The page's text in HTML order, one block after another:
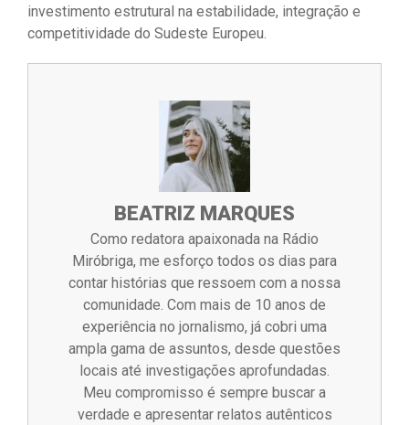
investimento estrutural na estabilidade, integração e
competitividade do Sudeste Europeu.
BEATRIZ MARQUES
Como redatora apaixonada na Rádio
Miróbriga, me esforço todos os dias para
contar histórias que ressoem com a nossa
comunidade. Com mais de 10 anos de
experiência no jornalismo, já cobri uma
ampla gama de assuntos, desde questões
locais até investigações aprofundadas.
Meu compromisso é sempre buscar a
verdade e apresentar relatos autênticos